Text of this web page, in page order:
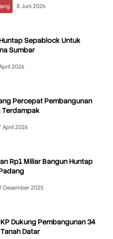
8 Juni 2026
Sepablock Untuk
Sumbar
2026
Percepat Pembangunan
Terdampak
April 2026
Rp1 Miliar Bangun Huntap
Desember 2025
Dukung Pembangunan 34
Datar